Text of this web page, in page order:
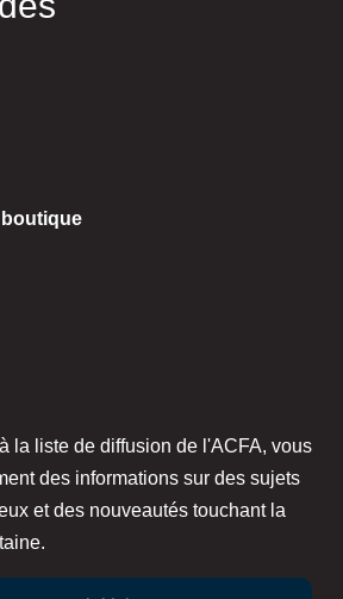
la liste de diffusion de l'ACFA, vous
des informations sur des sujets
et des nouveautés touchant la